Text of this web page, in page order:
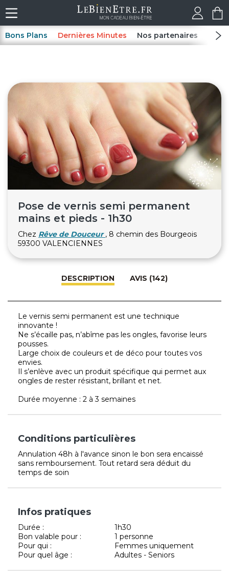
Bons Plans Dernières Minutes Nos partenaires Spas
Pose de vernis semi permanent
mains et pieds - 1h30
Chez Rêve de Douceur , 8 chemin des Bourgeois
59300 VALENCIENNES
DESCRIPTION AVIS (142)
Le vernis semi permanent est une technique
innovante !
Ne s’écaille pas, n’abîme pas les ongles, favorise leurs
pousses.
Large choix de couleurs et de déco pour toutes vos
envies.
Il s’enlève avec un produit spécifique qui permet aux
ongles de rester résistant, brillant et net.
Durée moyenne : 2 à 3 semaines
Conditions particulières
Annulation 48h à l'avance sinon le bon sera encaissé
sans remboursement. Tout retard sera déduit du
temps de soin
Infos pratiques
Durée :
1h30
Bon valable pour :
1 personne
Pour qui :
Femmes uniquement
Pour quel âge :
Adultes - Seniors